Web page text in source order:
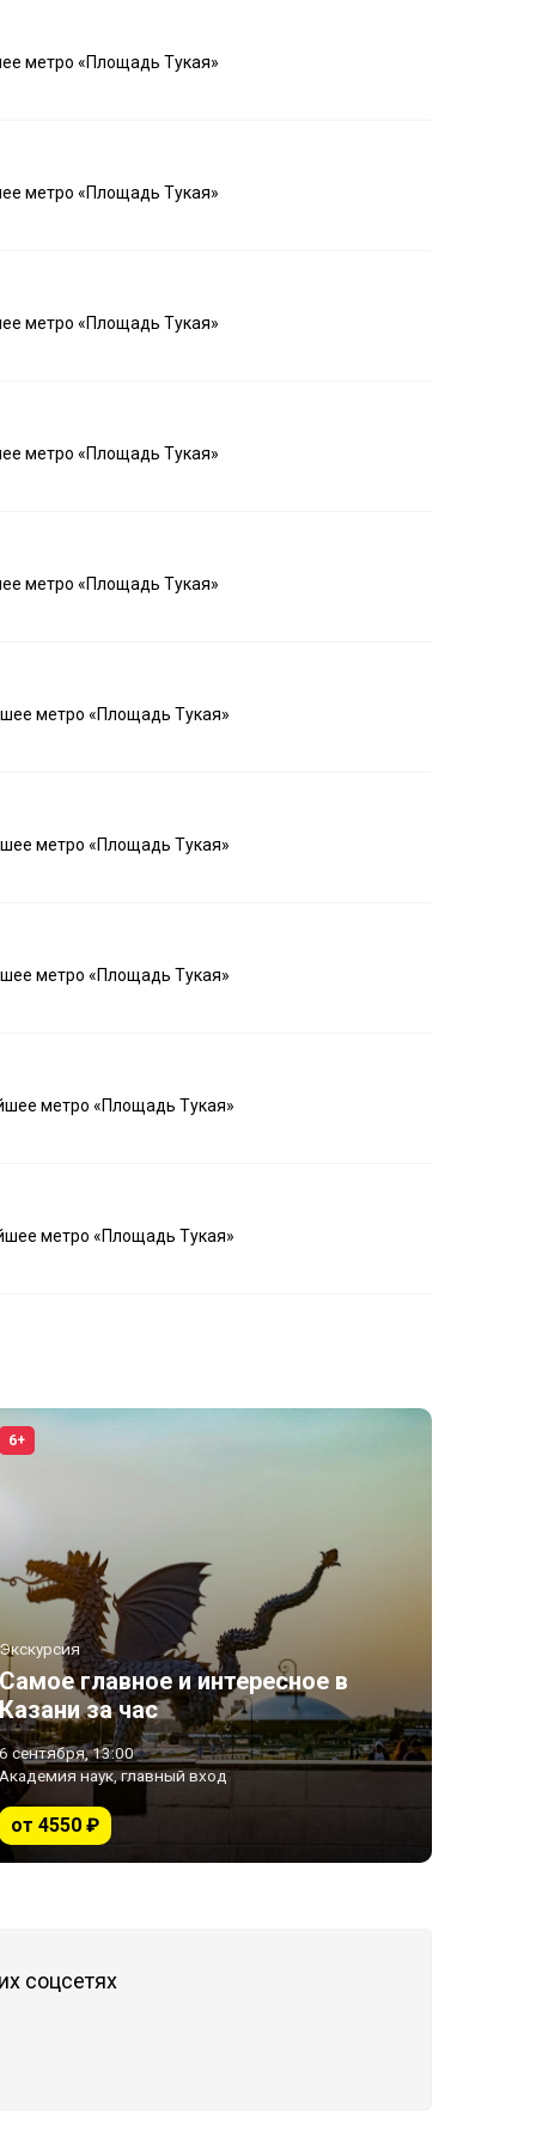
метро «Площадь Тукая»
метро «Площадь Тукая»
метро «Площадь Тукая»
метро «Площадь Тукая»
метро «Площадь Тукая»
метро «Площадь Тукая»
метро «Площадь Тукая»
метро «Площадь Тукая»
метро «Площадь Тукая»
метро «Площадь Тукая»
6+
Экскурсия
Самое главное и интересное в
Казани за час
6 сентября, 13:00
Академия наук, главный вход
от 4550 ₽
соцсетях